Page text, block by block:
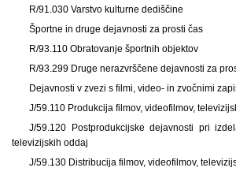
R/91.030 Varstvo kulturne dediščine
Športne in druge dejavnosti za prosti čas
R/93.110 Obratovanje športnih objektov
R/93.299 Druge nerazvrščene dejavnosti za
Dejavnosti v zvezi s filmi, video- in zvočnimi
J/59.110 Produkcija filmov, videofilmov,
J/59.120 Postprodukcijske dejavnosti pri
televizijskih oddaj
J/59.130 Distribucija filmov, videofilmov,